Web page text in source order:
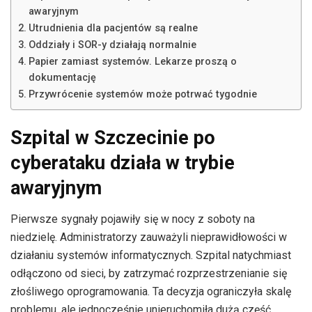
awaryjnym
Utrudnienia dla pacjentów są realne
Oddziały i SOR-y działają normalnie
Papier zamiast systemów. Lekarze proszą o
dokumentację
Przywrócenie systemów może potrwać tygodnie
Szpital w Szczecinie po
cyberataku działa w trybie
awaryjnym
Pierwsze sygnały pojawiły się w nocy z soboty na
niedzielę. Administratorzy zauważyli nieprawidłowości w
działaniu systemów informatycznych. Szpital natychmiast
odłączono od sieci, by zatrzymać rozprzestrzenianie się
złośliwego oprogramowania. Ta decyzja ograniczyła skalę